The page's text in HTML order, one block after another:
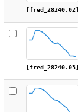
[fred_28240.02]
[fred_28240.03]